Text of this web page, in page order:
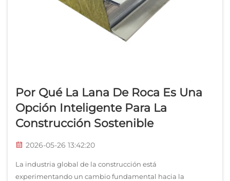
Por Qué La Lana De Roca Es Una
Opción Inteligente Para La
Construcción Sostenible
2026-05-26 13:42:20
La industria global de la construcción está
experimentando un cambio fundamental hacia la